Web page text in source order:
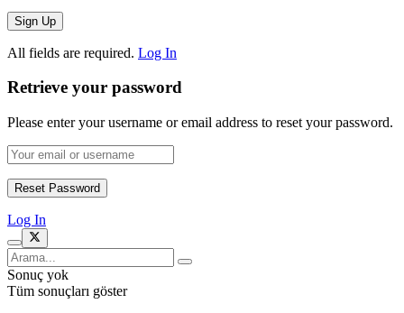
All fields are required. Log In
Retrieve your password
Please enter your username or email address to reset your password.
Log In
Sonuç yok
Tüm sonuçları göster